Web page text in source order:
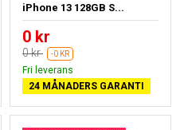
iPhone 13 128GB S...
0 kr
0 kr -0 KR
Fri leverans
24 MÅNADERS GARANTI